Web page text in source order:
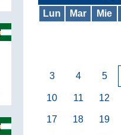
Lun
Mar Mie
3 4 5
10 11 12
17 18 19